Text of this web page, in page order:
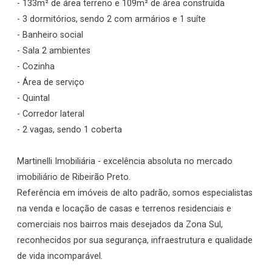
- 133m² de área terreno e 109m² de área construída
- 3 dormitórios, sendo 2 com armários e 1 suíte
- Banheiro social
- Sala 2 ambientes
- Cozinha
- Área de serviço
- Quintal
- Corredor lateral
- 2 vagas, sendo 1 coberta
Martinelli Imobiliária - excelência absoluta no mercado
imobiliário de Ribeirão Preto.
Referência em imóveis de alto padrão, somos especialistas
na venda e locação de casas e terrenos residenciais e
comerciais nos bairros mais desejados da Zona Sul,
reconhecidos por sua segurança, infraestrutura e qualidade
de vida incomparável.